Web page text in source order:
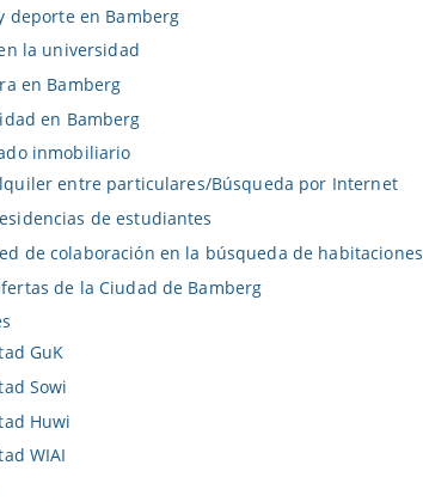
deporte en Bamberg
la universidad
en Bamberg
en Bamberg
inmobiliario
entre particulares/Búsqueda por Internet
de estudiantes
de colaboración en la búsqueda de habitaciones
de la Ciudad de Bamberg
GuK
Sowi
Huwi
WIAI